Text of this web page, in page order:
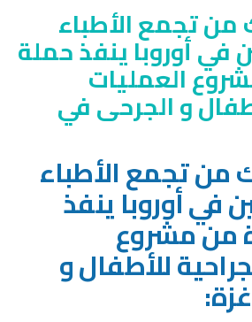
من تجمع الأطباء
في أوروبا ينفذ حملة
العمليات
و الجرحى في
من تجمع الأطباء
في أوروبا ينفذ
من مشروع
للأطفال و